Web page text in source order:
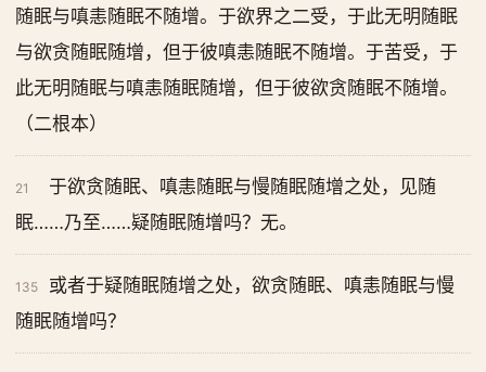
随眠与嗔恚随眠不随增。于欲界之二受，于此无明随眠
与欲贪随眠随增，但于彼嗔恚随眠不随增。于苦受，于
此无明随眠与嗔恚随眠随增，但于彼欲贪随眠不随增。
（二根本）
21
于欲贪随眠、嗔恚随眠与慢随眠随增之处，见随
眠……乃至……疑随眠随增吗？无。
135
或者于疑随眠随增之处，欲贪随眠、嗔恚随眠与慢
随眠随增吗？